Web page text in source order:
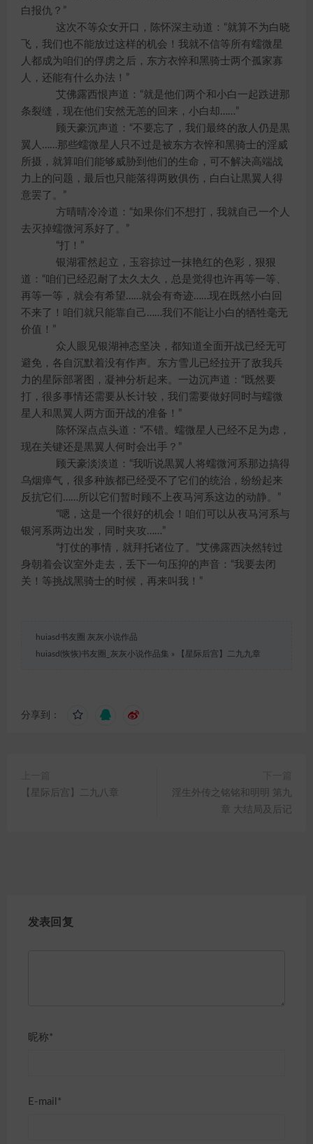
白报仇？”
这次不等众女开口，陈怀深主动道：“就算不为白晓
飞，我们也不能放过这样的机会！我就不信等所有蠕微星
人都成为咱们的俘虏之后，东方衣悴和黑骑士两个孤家寡
人，还能有什么办法！”
艾佛露西恨声道：“就是他们两个和小白一起跌进那
条裂缝，现在他们安然无恙的回来，小白却……”
顾天豪沉声道：“不要忘了，我们最终的敌人仍是黒
翼人……那些蠕微星人只不过是被东方衣悴和黑骑士的淫威
所摄，就算咱们能够威胁到他们的生命，可不解决高端战
力上的问题，最后也只能落得两败俱伤，白白让黒翼人得
意罢了。”
方晴晴冷冷道：“如果你们不想打，我就自己一个人
去灭掉蠕微河系好了。”
“打！”
银湖霍然起立，玉容掠过一抹艳红的色彩，狠狠
道：“咱们已经忍耐了太久太久，总是觉得也许再等一等、
再等一等，就会有希望……就会有奇迹……现在既然小白回
不来了！咱们就只能靠自己……我们不能让小白的牺牲毫无
价值！”
众人眼见银湖神态坚决，都知道全面开战已经无可
避免，各自沉默着没有作声。东方雪儿已经拉开了敌我兵
力的星际部署图，凝神分析起来。一边沉声道：“既然要
打，很多事情还需要从长计较，我们需要做好同时与蠕微
星人和黒翼人两方面开战的准备！”
陈怀深点点头道：“不错。蠕微星人已经不足为虑，
现在关键还是黒翼人何时会出手？”
顾天豪淡淡道：“我听说黒翼人将蠕微河系那边搞得
乌烟瘴气，很多种族都已经受不了它们的统治，纷纷起来
反抗它们……所以它们暂时顾不上夜马河系这边的动静。”
“嗯，这是一个很好的机会！咱们可以从夜马河系与
银河系两边出发，同时夹攻……”
“打仗的事情，就拜托诸位了。”艾佛露西决然转过
身朝着会议室外走去，丢下一句压抑的声音：“我要去闭
关！等挑战黑骑士的时候，再来叫我！”
huiasd书友圈 灰灰小说作品
huiasd(恢恢)书友圈_灰灰小说作品集 » 【星际后宫】二九九章
分享到：
【星际后宫】二九八章
淫生外传之铭铭和明明 第九
章 大结局及后记
发表回复
昵称*
E-mail*